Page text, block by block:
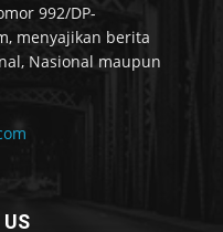
992/DP-
menyajikan berita
Nasional maupun
US